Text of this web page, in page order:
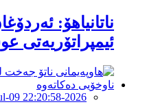
ناتانیاهۆ:
ئیمپراتۆریەتی
2026-Jul-09 22:20:58